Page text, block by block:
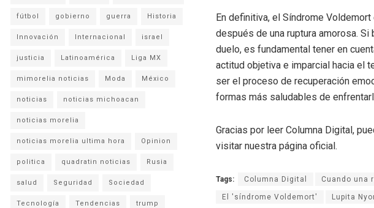
En definitiva, el Síndrome
después de una ruptura amorosa.
duelo, es fundamental tener en
actitud objetiva e imparcial hacia el
ser el proceso de recuperación
formas más saludables de
Gracias por leer Columna Digital,
visitar nuestra página oficial.
Tags: Columna Digital Cuando una
El 'síndrome Voldemort' Lupita
fútbol gobierno guerra Historia
Innovación Internacional israel
justicia Latinoamérica Liga MX
mimorelia noticias Moda México
noticias noticias michoacan
noticias morelia
noticias morelia ultima hora Opinion
politica quadratin noticias Rusia
salud Seguridad Sociedad
Tecnología Tendencias trump